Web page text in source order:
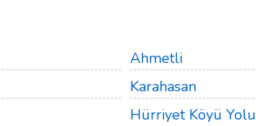
Ahmetli
Karahasan
Hürriyet Köyü Yolu